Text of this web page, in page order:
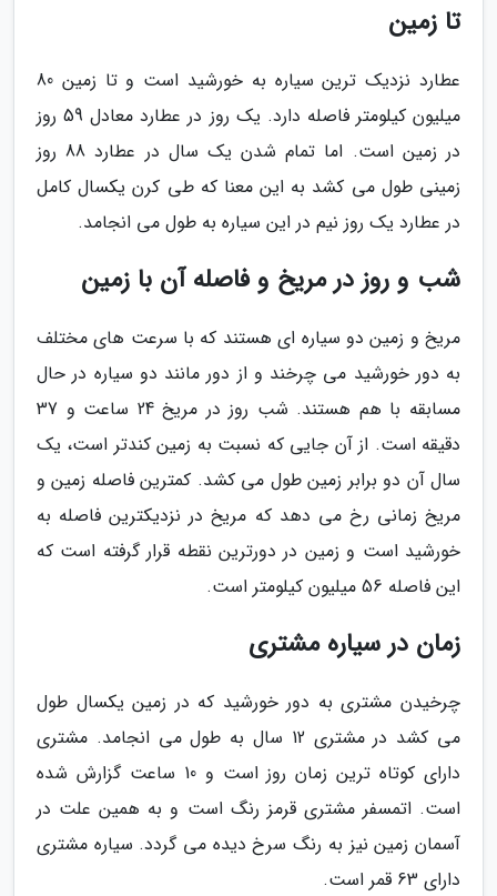
تا زمین
عطارد نزدیک ترین سیاره به خورشید است و تا زمین 80
میلیون کیلومتر فاصله دارد. یک روز در عطارد معادل 59 روز
در زمین است. اما تمام شدن یک سال در عطارد 88 روز
زمینی طول می کشد به این معنا که طی کرن یکسال کامل
در عطارد یک روز نیم در این سیاره به طول می انجامد.
شب و روز در مریخ و فاصله آن با زمین
مریخ و زمین دو سیاره ای هستند که با سرعت های مختلف
به دور خورشید می چرخند و از دور مانند دو سیاره در حال
مسابقه با هم هستند. شب روز در مریخ 24 ساعت و 37
دقیقه است. از آن جایی که نسبت به زمین کندتر است، یک
سال آن دو برابر زمین طول می کشد. کمترین فاصله زمین و
مریخ زمانی رخ می دهد که مریخ در نزدیکترین فاصله به
خورشید است و زمین در دورترین نقطه قرار گرفته است که
این فاصله 56 میلیون کیلومتر است.
زمان در سیاره مشتری
چرخیدن مشتری به دور خورشید که در زمین یکسال طول
می کشد در مشتری 12 سال به طول می انجامد. مشتری
دارای کوتاه ترین زمان روز است و 10 ساعت گزارش شده
است. اتمسفر مشتری قرمز رنگ است و به همین علت در
آسمان زمین نیز به رنگ سرخ دیده می گردد. سیاره مشتری
دارای 63 قمر است.